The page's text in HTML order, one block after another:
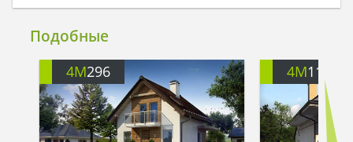
Подобные
4M296 4M113